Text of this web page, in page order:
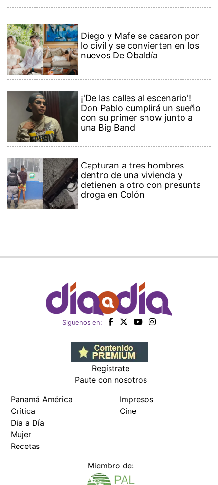
Diego y Mafe se casaron por
lo civil y se convierten en los
nuevos De Obaldía
¡'De las calles al escenario'!
Don Pablo cumplirá un sueño
con su primer show junto a
una Big Band
Capturan a tres hombres
dentro de una vivienda y
detienen a otro con presunta
droga en Colón
Siguenos en:
Regístrate
Paute con nosotros
Panamá América
Crítica
Día a Día
Mujer
Recetas
Impresos
Cine
Miembro de: